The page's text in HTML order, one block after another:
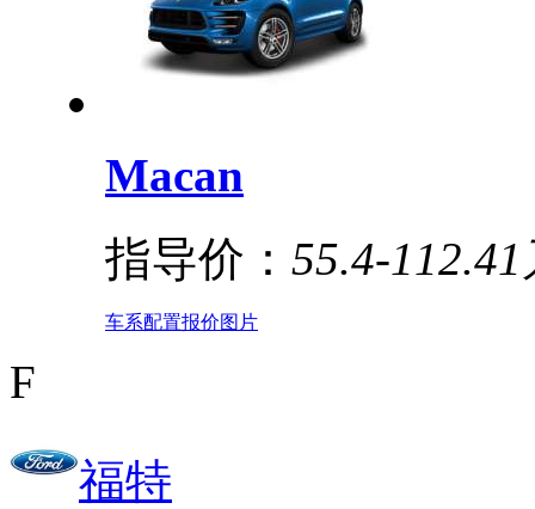
Macan
指导价： 55.4-112.41
车系配置报价图片
F
福特